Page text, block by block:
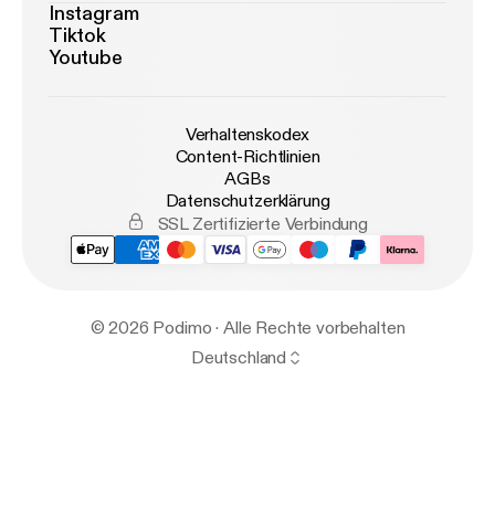
Instagram
Tiktok
Youtube
Verhaltenskodex
Content-Richtlinien
AGBs
Datenschutzerklärung
SSL Zertifizierte Verbindung
© 2026 Podimo · Alle Rechte vorbehalten
Deutschland